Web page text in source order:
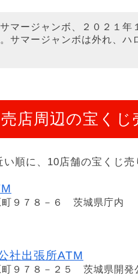
マージャンボ、２０２１
サマージャンボは外れ、ハ
店周辺の宝くじ
順に、10店舗の宝くじ売
町９７８－６ 茨城県庁内
社出張所ATM
９７８－２５ 茨城県開発